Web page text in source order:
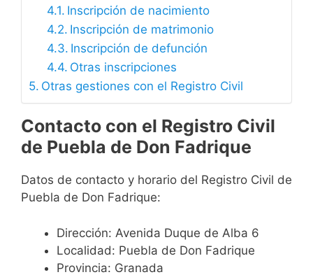
Inscripción de nacimiento
Inscripción de matrimonio
Inscripción de defunción
Otras inscripciones
Otras gestiones con el Registro Civil
Contacto con el Registro Civil
de Puebla de Don Fadrique
Datos de contacto y horario del Registro Civil de
Puebla de Don Fadrique:
Dirección: Avenida Duque de Alba 6
Localidad: Puebla de Don Fadrique
Provincia: Granada